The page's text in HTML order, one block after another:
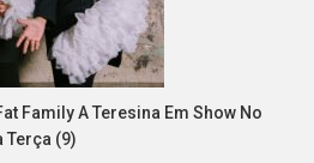
Family A Teresina Em Show No
Terça (9)